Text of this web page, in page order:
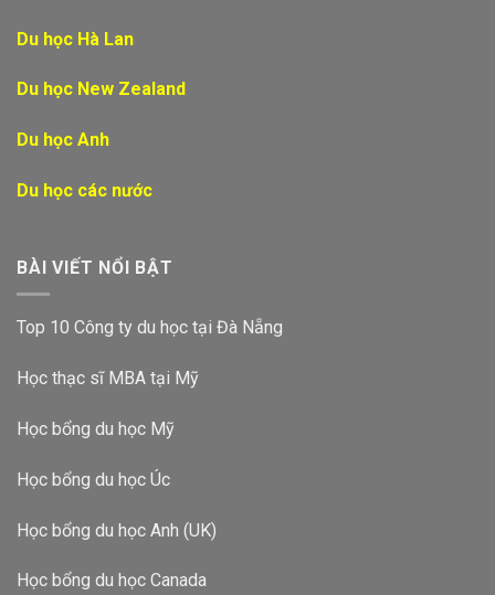
Du học Hà Lan
Du học New Zealand
Du học Anh
Du học các nước
BÀI VIẾT NỔI BẬT
Top 10 Công ty du học tại Đà Nẵng
Học thạc sĩ MBA tại Mỹ
Học bổng du học Mỹ
Học bổng du học Úc
Học bổng du học Anh (UK)
Học bổng du học Canada